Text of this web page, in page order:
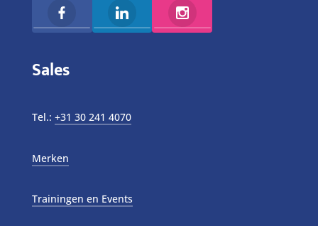
Sales
Tel.: +31 30 241 4070
Merken
Trainingen en Events